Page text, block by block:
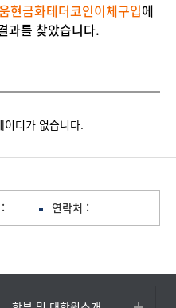
금화테더코인이체구입에
과를 찾았습니다.
이터가 없습니다.
연락처 :